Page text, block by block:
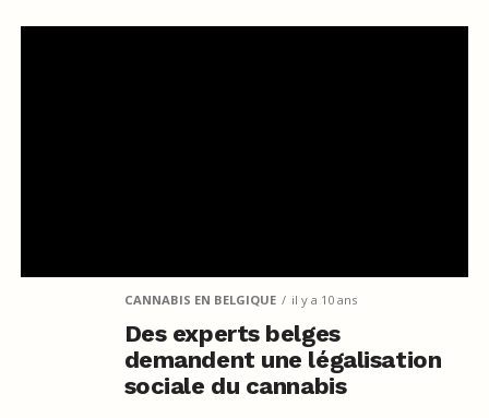
CANNABIS EN BELGIQUE il y a 10 ans
Des experts belges
demandent une légalisation
sociale du cannabis